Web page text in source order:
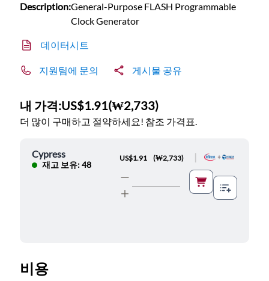
Description:General-Purpose FLASH Programmable
Clock Generator
데이터시트
지원팀에 문의 게시물 공유
내 가격:US$1.91(₩2,733)
더 많이 구매하고 절약하세요! 참조 가격표.
Cypress
재고 보유: 48
US$1.91 (₩2,733)
비용